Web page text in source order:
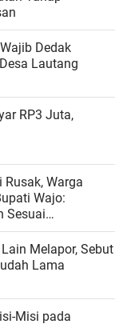
Dedak
Lautang
RP3 Juta,
Warga
Wajo:
Sesuai
Melapor, Sebut
Lama
Misi pada